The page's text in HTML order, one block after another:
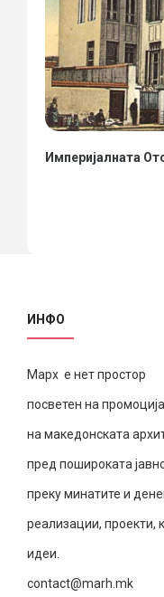
Империјалната
ИНФО
Марх е нет простор
посветен на промоција
на македонската
пред пошироката
преку минатите и
реализации, проекти,
идеи.
contact@marh.mk